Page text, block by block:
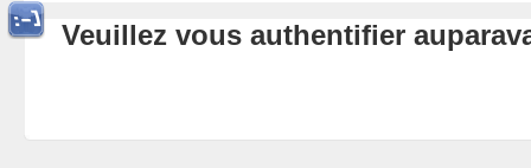
Veuillez vous authentifier